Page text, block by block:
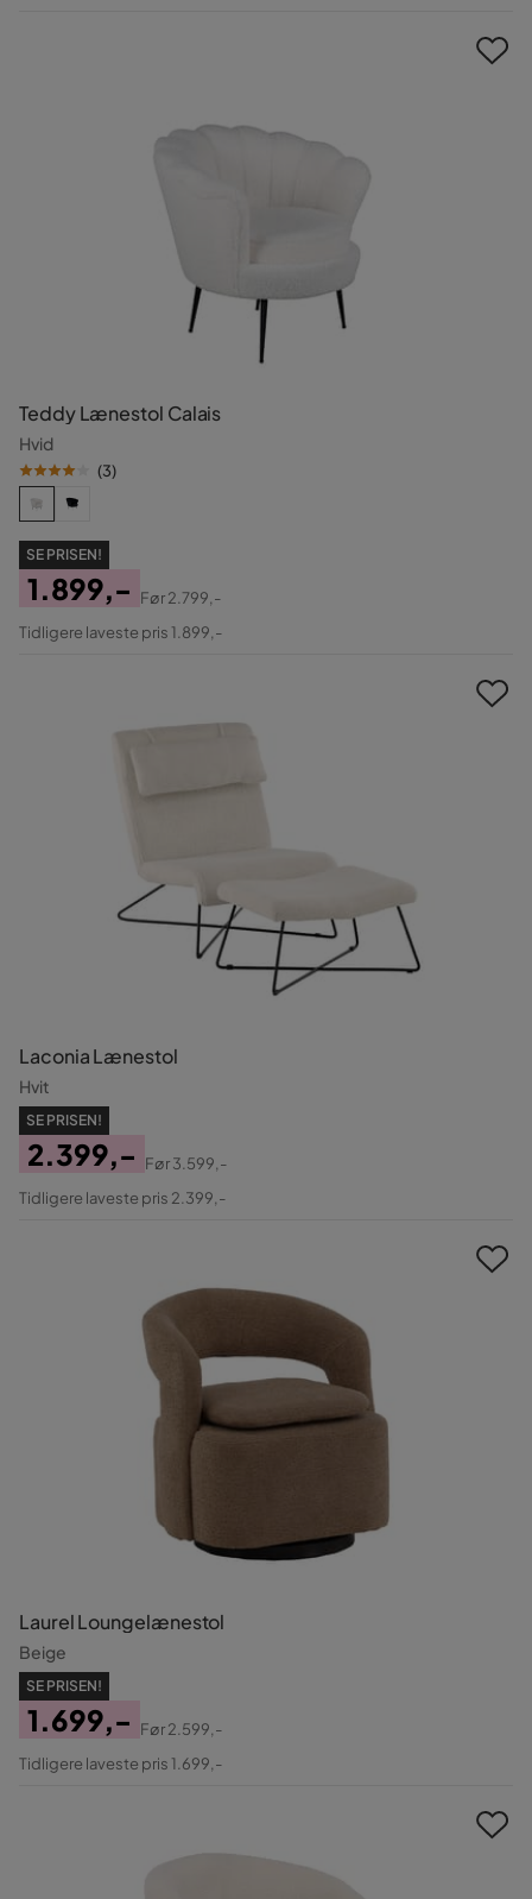
Teddy Lænestol Calais
Hvid
(3)
SE PRISEN!
Pris
1.899,-
Original
Før2.799,-
Tidligere laveste pris 1.899,-
Laconia Lænestol
Hvit
SE PRISEN!
Pris
2.399,-
Original
Før3.599,-
Tidligere laveste pris 2.399,-
Laurel Loungelænestol
Beige
SE PRISEN!
Pris
1.699,-
Original
Før2.599,-
Tidligere laveste pris 1.699,-